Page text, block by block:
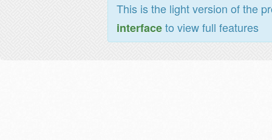
This is the light version of the
interfaceto view full features